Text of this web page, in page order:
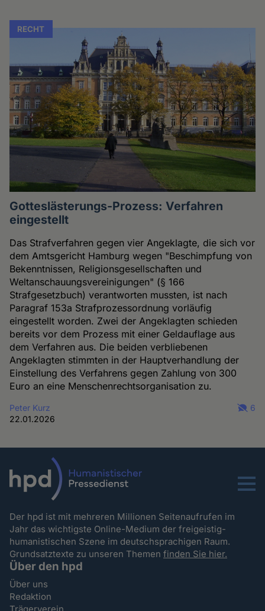
RECHT
Gotteslästerungs-Prozess: Verfahren
eingestellt
Das Strafverfahren gegen vier Angeklagte, die sich vor
dem Amtsgericht Hamburg wegen "Beschimpfung von
Bekenntnissen, Religionsgesellschaften und
Weltanschauungsvereinigungen" (§ 166
Strafgesetzbuch) verantworten mussten, ist nach
Paragraf 153a Strafprozessordnung vorläufig
eingestellt worden. Zwei der Angeklagten schieden
bereits vor dem Prozess mit einer Geldauflage aus
dem Verfahren aus. Die beiden verbliebenen
Angeklagten stimmten in der Hauptverhandlung der
Einstellung des Verfahrens gegen Zahlung von 300
Euro an eine Menschenrechtsorganisation zu.
Peter Kurz
22.01.2026
6
Menu
Der hpd ist mit mehreren Millionen Seitenaufrufen im
Jahr das wichtigste Online-Medium der freigeistig-
humanistischen Szene im deutschsprachigen Raum.
Grundsatztexte zu unseren Themenfinden Sie hier.
Über den hpd
Über uns
Redaktion
Trägerverein